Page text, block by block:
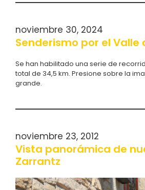
noviembre 30, 2024
Senderismo por el Valle
Se han habilitado una serie de
total de 34,5 km. Presione sobre la
grande.
noviembre 23, 2012
Vista panorámica de
Zarrantz